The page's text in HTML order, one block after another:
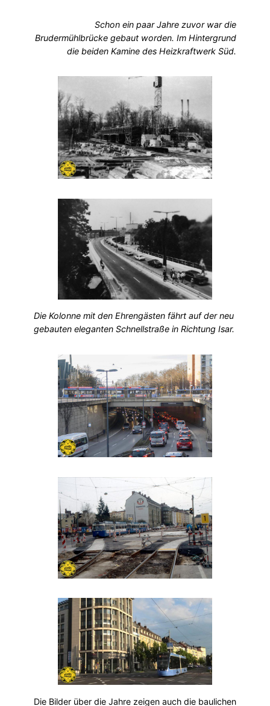
Schon ein paar Jahre zuvor war die
Brudermühlbrücke gebaut worden. Im Hintergrund
die beiden Kamine des Heizkraftwerk Süd.
Die Kolonne mit den Ehrengästen fährt auf der neu
gebauten eleganten Schnellstraße in Richtung Isar.
Die Bilder über die Jahre zeigen auch die baulichen